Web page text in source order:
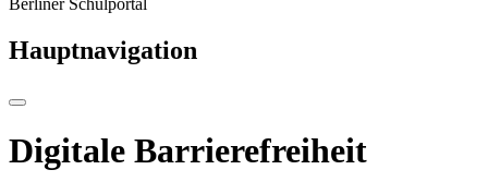
Berliner Schulportal
Hauptnavigation
Digitale Barrierefreiheit